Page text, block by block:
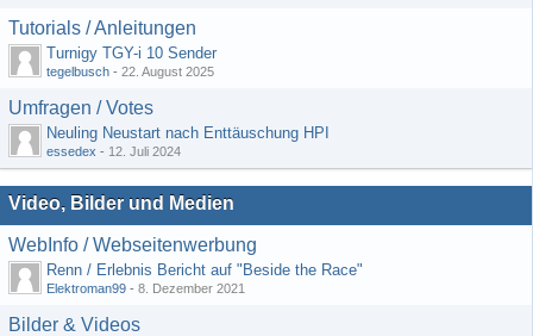
Tutorials / Anleitungen
Turnigy TGY-i 10 Sender
tegelbusch - 22. August 2025
Umfragen / Votes
Neuling Neustart nach Enttäuschung HPI
essedex - 12. Juli 2024
Video, Bilder und Medien
WebInfo / Webseitenwerbung
Renn / Erlebnis Bericht auf "Beside the Race"
Elektroman99 - 8. Dezember 2021
Bilder & Videos